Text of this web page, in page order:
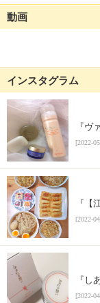
動画
インスタグラム
『ヴ
[2022-
『【
[2022-
『し
[2022-